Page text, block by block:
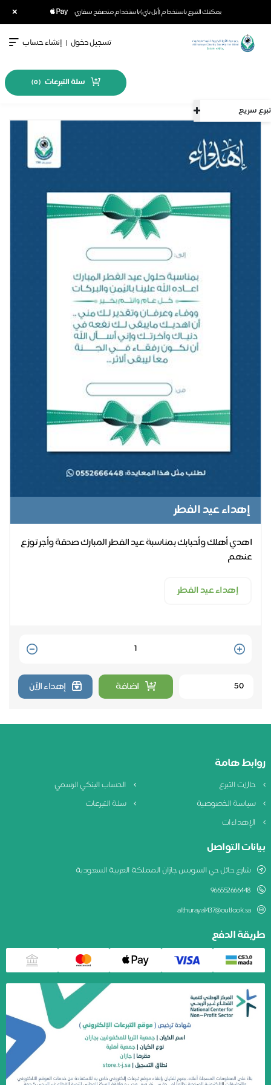
يمكنك التبرع باستخدام (أبل باي) باستخدام متصفح سفاري ×
تبرع سريع
تسجيل دخول | إنشاء حساب
سلة التبرعات (
0
)
إهداء عيد الفطر
اهدي أهلك وأحبابك بمناسبة عيد الفطر المبارك صدقة وأجر توزع
عنهم
إهداء عيد الفطر
Quantity
اضافة إهداء الآن
روابط هامة
حالات التبرع
الحساب البنكي الرسمي
سياسة الخصوصية
سلة التبرعات
الإهداءات
بيانات التواصل
شارع حائل حي السويس جازان المملكة العربية السعودية
966552666448
althuraya1437@outlook.sa
طريقة الدفع